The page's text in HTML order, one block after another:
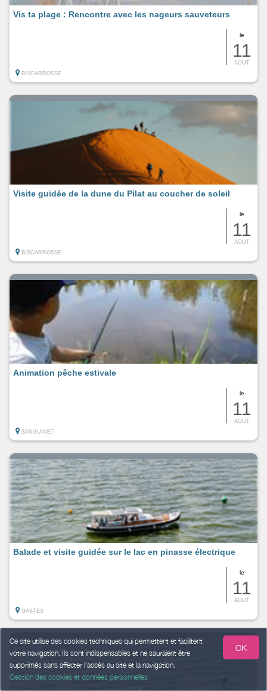
Ce site utilise des cookies techniques qui permettent et facilitent
votre navigation. Ils sont indispensables et ne sauraient être
supprimés sans affecter l’accès au site et la navigation.
Gestion des cookies et données personnelles
OK
le
11
AOUT
Vis ta plage : Rencontre avec les nageurs sauveteurs
BISCARROSSE
le
11
AOUT
Visite guidée de la dune du Pilat au coucher de soleil
BISCARROSSE
le
11
AOUT
Animation pêche estivale
SANGUINET
le
11
AOUT
Balade et visite guidée sur le lac en pinasse électrique
GASTES